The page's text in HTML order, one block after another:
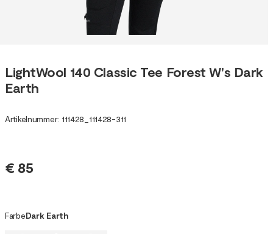
LightWool 140 Classic Tee Forest W's Dark
Earth
Artikelnummer: 111428 111428-311
€ 85
FarbeDark Earth